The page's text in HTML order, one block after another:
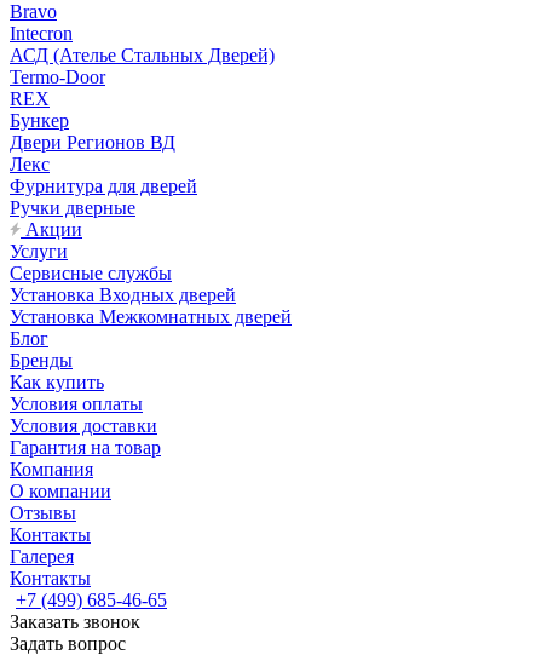
Bravo
Intecron
АСД (Ателье Стальных Дверей)
Termo-Door
REX
Бункер
Двери Регионов ВД
Лекс
Фурнитура для дверей
Ручки дверные
Акции
Услуги
Сервисные службы
Установка Входных дверей
Установка Межкомнатных дверей
Блог
Бренды
Как купить
Условия оплаты
Условия доставки
Гарантия на товар
Компания
О компании
Отзывы
Контакты
Галерея
Контакты
+7 (499) 685-46-65
Заказать звонок
Задать вопрос